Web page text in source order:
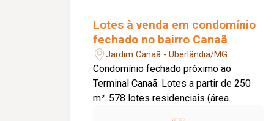
Lotes à venda em condomínio
fechado no bairro Canaã
Jardim Canaã - Uberlândia/MG
Condomínio fechado próximo ao
Terminal Canaã. Lotes a partir de 250
m². 578 lotes residenciais (área